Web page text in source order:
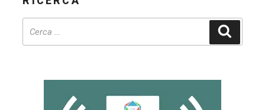
Win
–
2020”